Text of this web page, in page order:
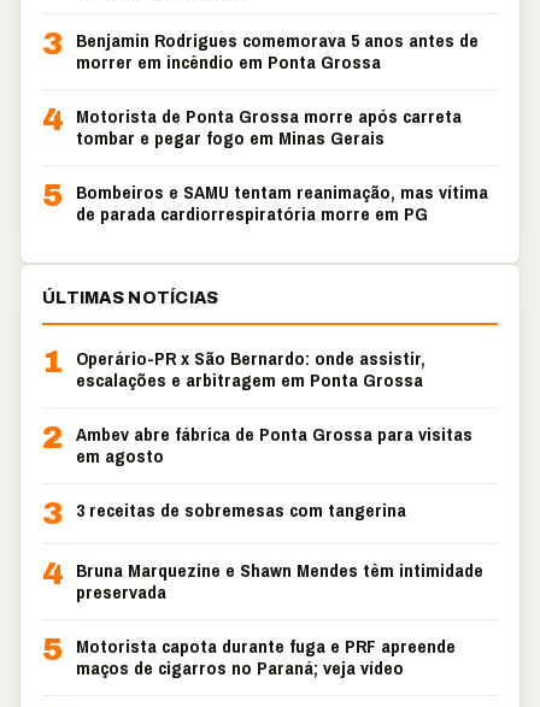
3 Benjamin Rodrigues comemorava 5 anos antes de
morrer em incêndio em Ponta Grossa
4 Motorista de Ponta Grossa morre após carreta
tombar e pegar fogo em Minas Gerais
5 Bombeiros e SAMU tentam reanimação, mas vítima
de parada cardiorrespiratória morre em PG
ÚLTIMAS NOTÍCIAS
1
Operário-PR x São Bernardo: onde assistir,
escalações e arbitragem em Ponta Grossa
2 Ambev abre fábrica de Ponta Grossa para visitas
em agosto
3 3 receitas de sobremesas com tangerina
4 Bruna Marquezine e Shawn Mendes têm intimidade
preservada
5 Motorista capota durante fuga e PRF apreende
maços de cigarros no Paraná; veja vídeo